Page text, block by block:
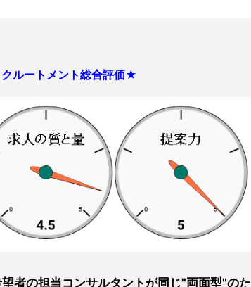
ルートメント総合評価★
者の担当コンサルタントが同じ"両面型"のた